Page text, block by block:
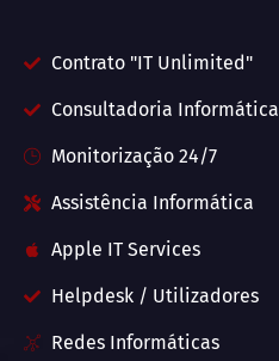
Contrato "IT Unlimited"
Consultadoria Informática
Monitorização 24/7
Assistência Informática
Apple IT Services
Helpdesk / Utilizadores
Redes Informáticas